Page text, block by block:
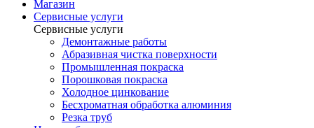
Магазин
Сервисные услуги
Сервисные услуги
Демонтажные работы
Абразивная чистка поверхности
Промышленная покраска
Порошковая покраска
Холодное цинкование
Бесхроматная обработка алюминия
Резка труб